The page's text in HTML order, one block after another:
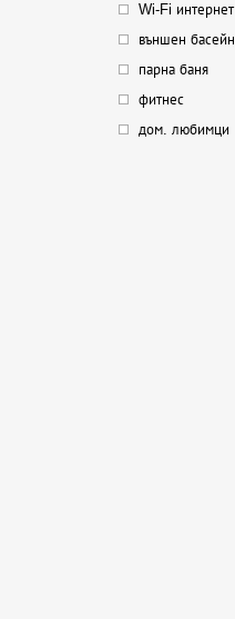
Wi-Fi интернет
външен басейн
парна баня
фитнес
дом. любимци